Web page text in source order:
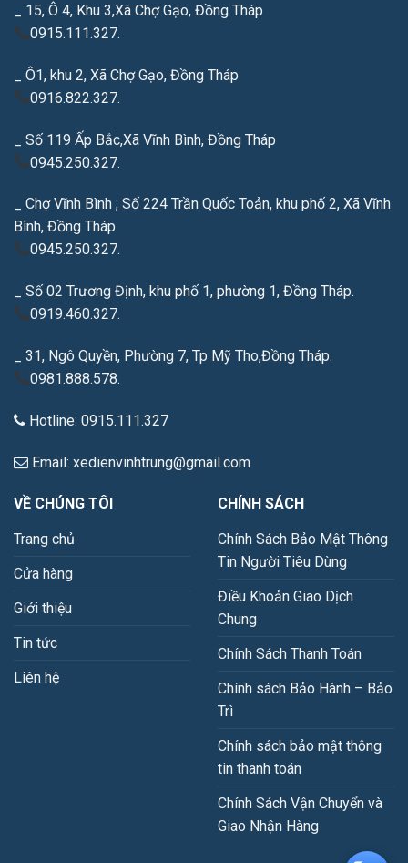
_ 15, Ô 4, Khu 3,Xã Chợ Gạo, Đồng Tháp
0915.111.327.
_ Ô1, khu 2, Xã Chợ Gạo, Đồng Tháp
0916.822.327.
_ Số 119 Ấp Bắc,Xã Vĩnh Bình, Đồng Tháp
0945.250.327.
_ Chợ Vĩnh Bình ; Số 224 Trần Quốc Toản, khu phố 2, Xã Vĩnh
Bình, Đồng Tháp
0945.250.327.
_ Số 02 Trương Định, khu phố 1, phường 1, Đồng Tháp.
0919.460.327.
_ 31, Ngô Quyền, Phường 7, Tp Mỹ Tho,Đồng Tháp.
0981.888.578.
Hotline: 0915.111.327
Email: xedienvinhtrung@gmail.com
VỀ CHÚNG TÔI
Trang chủ
Cửa hàng
Giới thiệu
Tin tức
Liên hệ
CHÍNH SÁCH
Chính Sách Bảo Mật Thông
Tin Người Tiêu Dùng
Điều Khoản Giao Dịch
Chung
Chính Sách Thanh Toán
Chính sách Bảo Hành – Bảo
Trì
Chính sách bảo mật thông
tin thanh toán
Chính Sách Vận Chuyển và
Giao Nhận Hàng